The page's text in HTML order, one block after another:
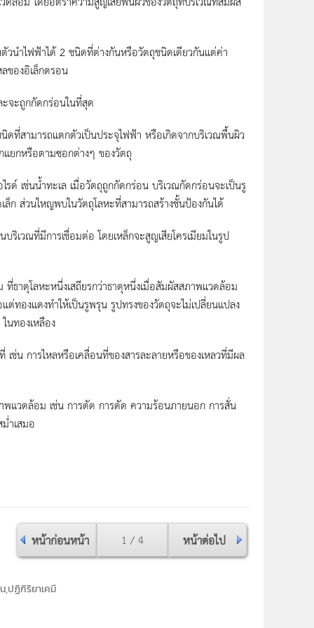
วนำไฟฟ้าได้ 2 ชนิดที่ต่างกันหรือวัตถุชนิดเดียวกันแต่ค่า
ของอิเล็กตรอน
ะจะถูกกัดกร่อนในที่สุด
ที่สามารถแตกตัวเป็นประจุไฟฟ้า หรือเกิดจากบริเวณพื้นผิว
แยกหรือตามซอกต่างๆ ของวัตถุ
ด์ เช่นน้ำทะเล เมื่อวัตถุถูกกัดกร่อน บริเวณกัดกร่อนจะเป็นรู
ก ส่วนใหญพบในวัตถุโลหะที่สามารถสร้างชั้นป้องกันได้
เวณที่มีการเชื่อมต่อ โดยเหล็กจะสูญเสียโครเมียมในรูป
ธาตุโลหะหนึ่งเสถียรกว่าธาตุหนึ่งเมื่อสัมผัสสภาพแวดล้อม
ต่ทองแดงทำให้เป็นรูพรุน รูปทรงของวัตถุจะไม่เปลี่ยนแปลง
นทองเหลือง
ช่น การไหลหรือเคลื่อนที่ของสารละลายหรือของเหลวที่มีผล
พแวดล้อม เช่น การตัด การดัด ความร้อนภายนอก การสั่น
ำเสมอ
หน้าก่อนหน้า 1 / 4 หน้าต่อไป
,ปฏิกิริยาเคมี